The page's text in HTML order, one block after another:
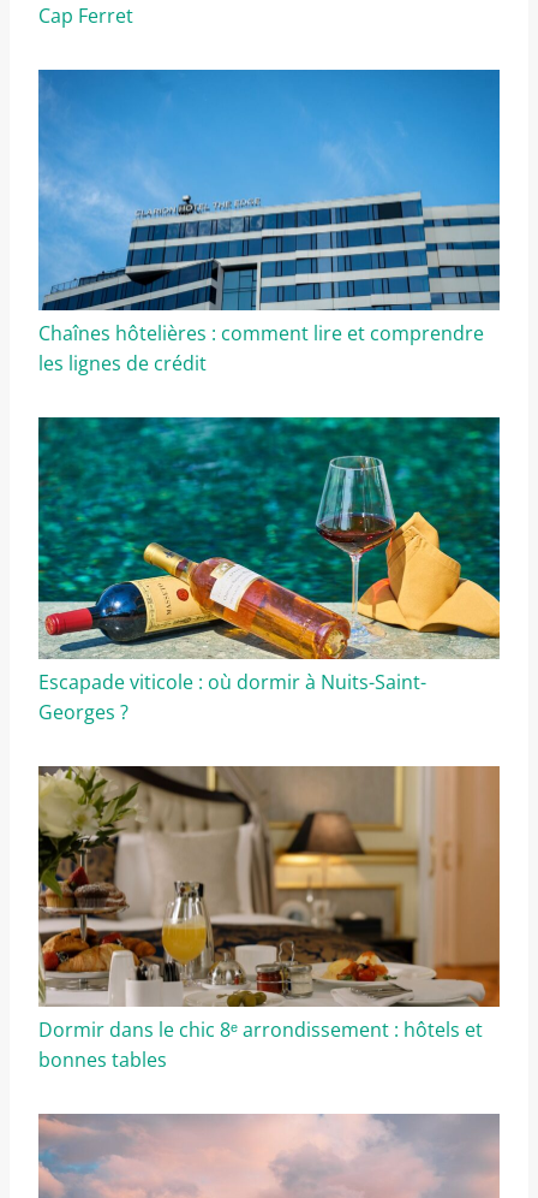
Cap Ferret
Chaînes hôtelières : comment lire et comprendre
les lignes de crédit
Escapade viticole : où dormir à Nuits-Saint-
Georges ?
Dormir dans le chic 8ᵉ arrondissement : hôtels et
bonnes tables